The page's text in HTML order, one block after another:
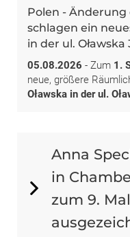
Polen -
schlagen ein
in der ul. Oławska
05.08.2026 - Zum 1.
neue, größere
Oławska in der ul.
Anna
in
zum 9.